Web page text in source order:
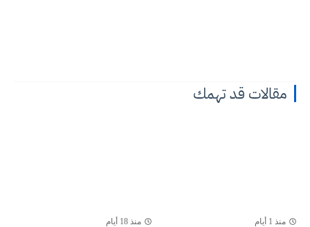
مقالات قد تهمك
منذ 1 أيام منذ 18 أيام